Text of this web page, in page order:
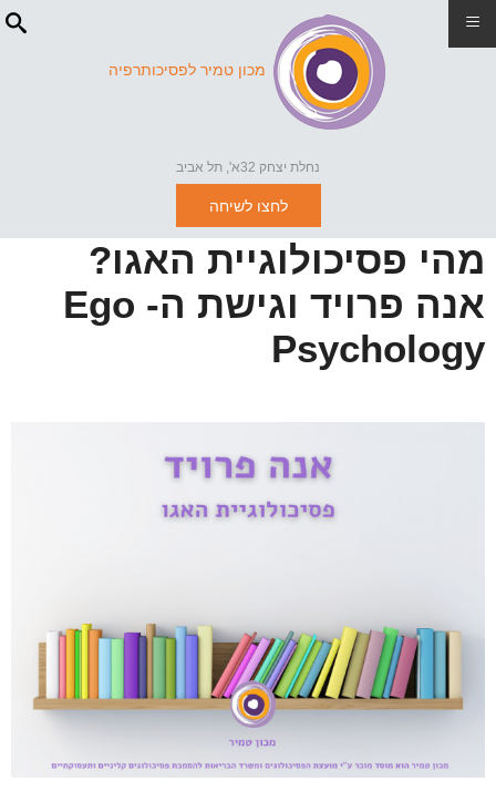
מכון טמיר לפסיכותרפיה
נחלת יצחק 32א', תל אביב
לחצו לשיחה
מהי פסיכולוגיית האגו?
אנה פרויד וגישת ה- Ego
Psychology
≡